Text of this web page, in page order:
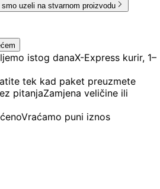
uzeli na stvarnom proizvodu
istog danaX-Express kurir, 1–
tek kad paket preuzmete
pitanjaZamjena veličine ili
Vraćamo puni iznos